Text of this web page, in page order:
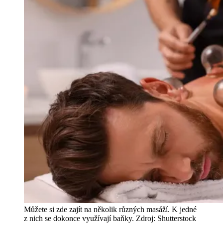
Můžete si zde zajít na několik různých masáží. K jedné
z nich se dokonce využívají baňky. Zdroj: Shutterstock